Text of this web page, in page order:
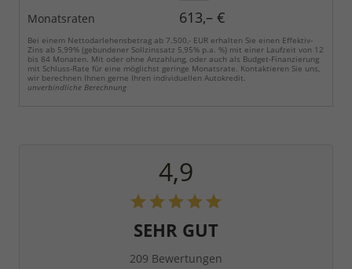
Monatsraten
613,– €
Bei einem Nettodarlehensbetrag ab 7.500,- EUR erhalten Sie einen Effektiv-
Zins ab 5,99% (gebundener Sollzinssatz 5,95% p.a. %) mit einer Laufzeit von 12
bis 84 Monaten. Mit oder ohne Anzahlung, oder auch als Budget-Finanzierung
mit Schluss-Rate für eine möglichst geringe Monatsrate. Kontaktieren Sie uns,
wir berechnen Ihnen gerne Ihren individuellen Autokredit.
unverbindliche Berechnung
4,9
SEHR GUT
209 Bewertungen